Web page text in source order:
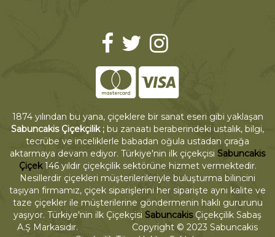
1874 yılından bu yana, çiçeklere bir sanat eseri gibi yaklaşan
Sabuncakis Çiçekçilik ; bu zanaatı beraberindeki ustalık, bilgi,
tecrübe ve inceliklerle babadan oğula ustadan çırağa
aktarmaya devam ediyor. Türkiye'nin ilk çiçekçisi Sabuncakis
Çiçek146 yıldır çiçekçilik sektörüne hizmet vermektedir.
Nesillerdir çiçekleri müşterilerileriyle buluşturma bilincini
taşıyan firmamız, çiçek siparişlerini her siparişte aynı kalite ve
taze çiçekler ile müşterilerine göndermenin haklı gururunu
yaşıyor. Türkiye'nin ilk Çiçekçisi SabuncakisÇiçekçilik Sabaş
A.Ş Markasıdır. Copyright © 2023 Sabuncakis